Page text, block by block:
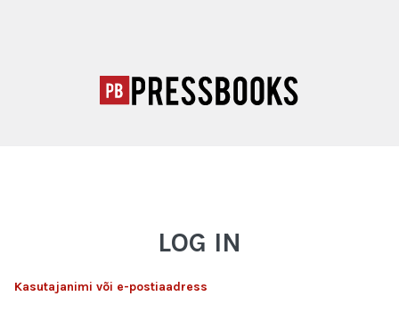
LOG IN
Kasutajanimi või e-postiaadress